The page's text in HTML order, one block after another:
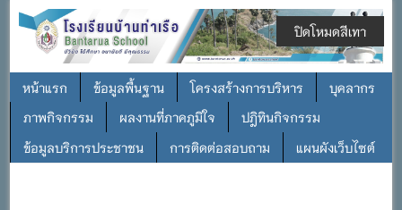
หน้าแรก ข้อมูลพื้นฐาน โครงสร้างการบริหาร
บุคลากร
ภาพกิจกรรม
ผลงานที่ภาคภูมิใจ
ปฎิทินกิจกรรม
ข้อมูลบริการประชาชน
การติดต่อสอบถาม แผนผังเว็บไซต์
ปิดโหมดสีเทา